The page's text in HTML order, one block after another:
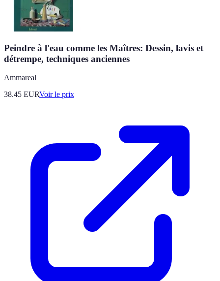
Peindre à l'eau comme les Maîtres: Dessin, lavis et
détrempe, techniques anciennes
Ammareal
38.45 EURVoir le prix